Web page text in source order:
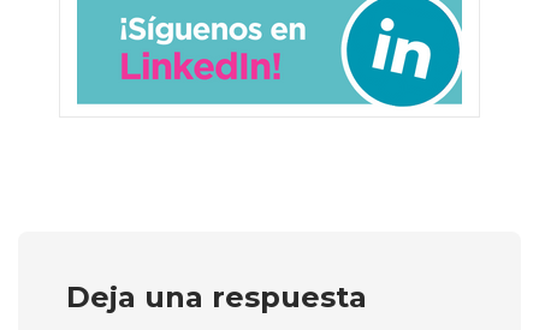
Deja una respuesta